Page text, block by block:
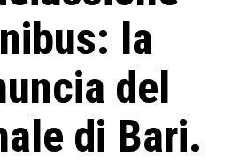
la
del
di Bari.